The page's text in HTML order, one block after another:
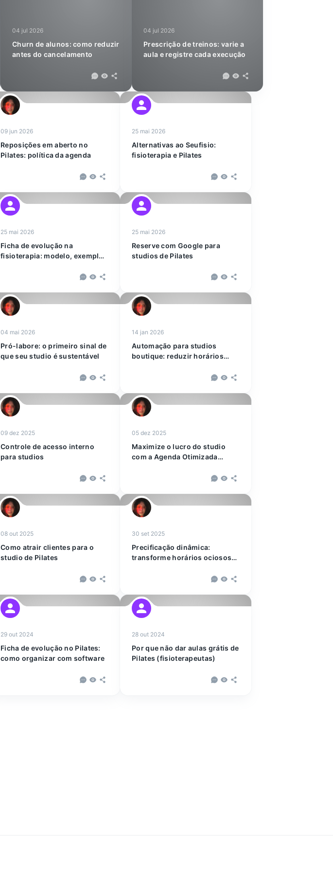
04 jul 2026
Churn de alunos: como reduzir
antes do cancelamento
04 jul 2026
Prescrição de treinos: varie a
aula e registre cada execução
09 jun 2026
Reposições em aberto no
Pilates: política da agenda
25 mai 2026
Alternativas ao Seufisio:
fisioterapia e Pilates
25 mai 2026
Ficha de evolução na
fisioterapia: modelo, exemplos
25 mai 2026
Reserve com Google para
studios de Pilates
04 mai 2026
Pró-labore: o primeiro sinal de
que seu studio é sustentável
14 jan 2026
Automação para studios
boutique: reduzir horários
09 dez 2025
Controle de acesso interno
para studios
05 dez 2025
Maximize o lucro do studio
com a Agenda Otimizada
08 out 2025
Como atrair clientes para o
studio de Pilates
30 set 2025
Precificação dinâmica:
transforme horários ociosos
29 out 2024
Ficha de evolução no Pilates:
como organizar com software
28 out 2024
Por que não dar aulas grátis de
Pilates (fisioterapeutas)